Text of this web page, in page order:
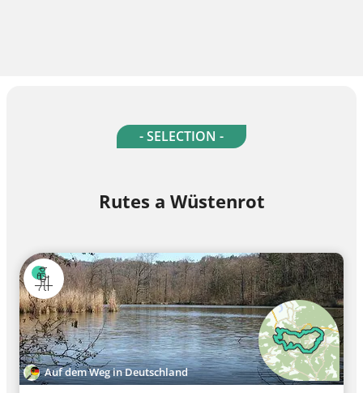
- SELECTION -
Rutes a Wüstenrot
Auf dem Weg in Deutschland